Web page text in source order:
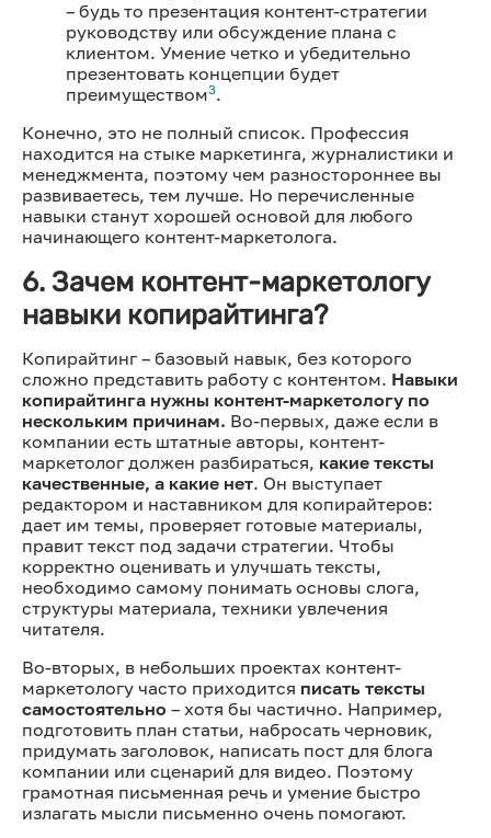
– будь то презентация контент-стратегии
руководству или обсуждение плана с
клиентом. Умение четко и убедительно
презентовать концепции будет
преимуществом3.
Конечно, это не полный список. Профессия
находится на стыке маркетинга, журналистики и
менеджмента, поэтому чем разностороннее вы
развиваетесь, тем лучше. Но перечисленные
навыки станут хорошей основой для любого
начинающего контент-маркетолога.
6. Зачем контент-маркетологу
навыки копирайтинга?
Копирайтинг – базовый навык, без которого
сложно представить работу с контентом. Навыки
копирайтинга нужны контент-маркетологу по
нескольким причинам. Во-первых, даже если в
компании есть штатные авторы, контент-
маркетолог должен разбираться, какие тексты
качественные, а какие нет. Он выступает
редактором и наставником для копирайтеров:
дает им темы, проверяет готовые материалы,
правит текст под задачи стратегии. Чтобы
корректно оценивать и улучшать тексты,
необходимо самому понимать основы слога,
структуры материала, техники увлечения
читателя.
Во-вторых, в небольших проектах контент-
маркетологу часто приходится писать тексты
самостоятельно – хотя бы частично. Например,
подготовить план статьи, набросать черновик,
придумать заголовок, написать пост для блога
компании или сценарий для видео. Поэтому
грамотная письменная речь и умение быстро
излагать мысли письменно очень помогают.